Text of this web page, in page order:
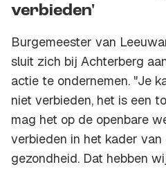
verbieden'
Burgemeester van
sluit zich bij Achterberg
actie te ondernemen. "Je
niet verbieden, het is een
mag het op de openbare
verbieden in het kader van
gezondheid. Dat hebben